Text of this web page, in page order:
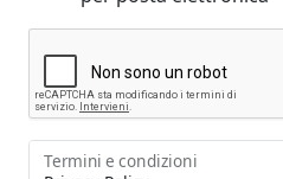
Termini e condizioni